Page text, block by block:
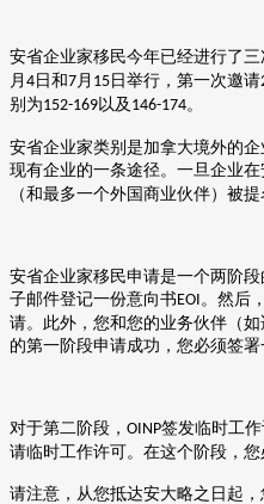
安省企业家移民今年已经进行了
月 4 日和7 月 15 日举行，第一次邀请
别为152-169以及 146-174。
安省企业家类别是加拿大境外的
现有企业的一条途径。一旦企业在
（和最多一个外国商业伙伴） 被提
安省企业家移民申请是一个两阶
子邮件登记一份意向书 EOI 。然后
请。此外，您和您的业务伙伴（
的第一阶段申请成功，您必须签署
对于第二阶段， OINP签发临时工
请临时工作许可。在这个阶段，您
请注意，从您抵达安大略之日起